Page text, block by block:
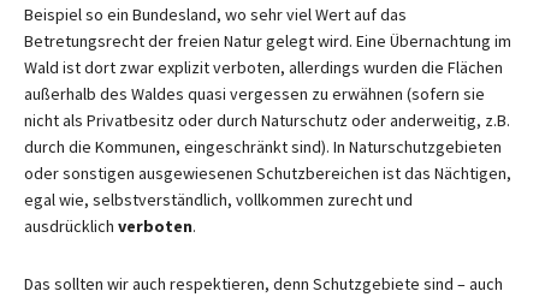
Beispiel so ein Bundesland, wo sehr viel Wert auf das
Betretungsrecht der freien Natur gelegt wird. Eine Übernachtung im
Wald ist dort zwar explizit verboten, allerdings wurden die Flächen
außerhalb des Waldes quasi vergessen zu erwähnen (sofern sie
nicht als Privatbesitz oder durch Naturschutz oder anderweitig, z.B.
durch die Kommunen, eingeschränkt sind). In Naturschutzgebieten
oder sonstigen ausgewiesenen Schutzbereichen ist das Nächtigen,
egal wie, selbstverständlich, vollkommen zurecht und
ausdrücklich verboten.
Das sollten wir auch respektieren, denn Schutzgebiete sind – auch